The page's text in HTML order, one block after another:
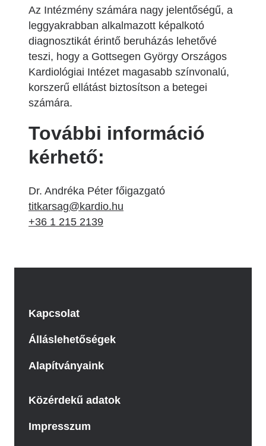
Az Intézmény számára nagy jelentőségű, a
leggyakrabban alkalmazott képalkotó
diagnosztikát érintő beruházás lehetővé
teszi, hogy a Gottsegen György Országos
Kardiológiai Intézet magasabb színvonalú,
korszerű ellátást biztosítson a betegei
számára.
További információ
kérhető:
Dr. Andréka Péter főigazgató
titkarsag@kardio.hu
+36 1 215 2139
Kapcsolat
Álláslehetőségek
Alapítványaink
Közérdekű adatok
Impresszum